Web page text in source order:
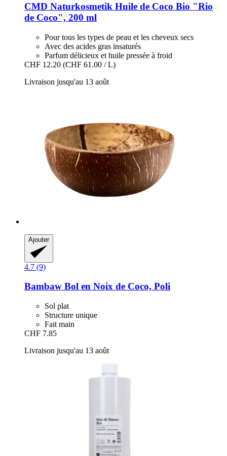
CMD Naturkosmetik Huile de Coco Bio "Rio
de Coco", 200 ml
Pour tous les types de peau et les cheveux secs
Avec des acides gras insaturés
Parfum délicieux et huile pressée à froid
CHF 12.20 (CHF 61.00 / L)
Livraison jusqu'au 13 août
Ajouter
4.7 (9)
Bambaw Bol en Noix de Coco, Poli
Sol plat
Structure unique
Fait main
CHF 7.85
Livraison jusqu'au 13 août